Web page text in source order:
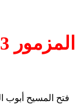
المزمور 23
فتح المسيح أبوب